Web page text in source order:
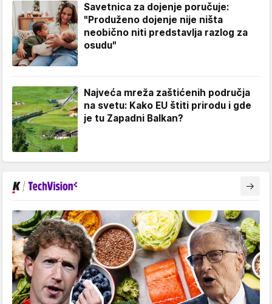
Savetnica za dojenje poručuje:
"Produženo dojenje nije ništa
neobično niti predstavlja razlog za
osudu"
Najveća mreža zaštićenih područja
na svetu: Kako EU štiti prirodu i gde
je tu Zapadni Balkan?